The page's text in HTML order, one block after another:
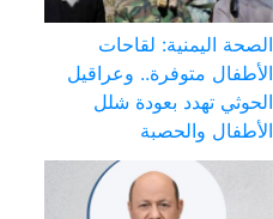
الصحة اليمنية: لقاحات
الأطفال متوفرة.. وعراقيل
الحوثي تهدد بعودة شلل
الأطفال والحصبة